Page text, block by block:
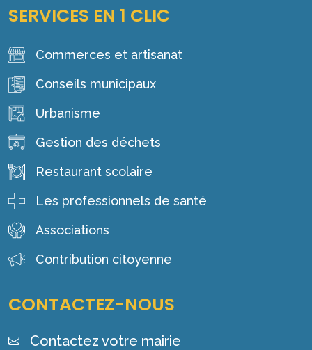
SERVICES EN 1 CLIC
Commerces et artisanat
Conseils municipaux
Urbanisme
Gestion des déchets
Restaurant scolaire
Les professionnels de santé
Associations
Contribution citoyenne
CONTACTEZ-NOUS
Contactez votre mairie